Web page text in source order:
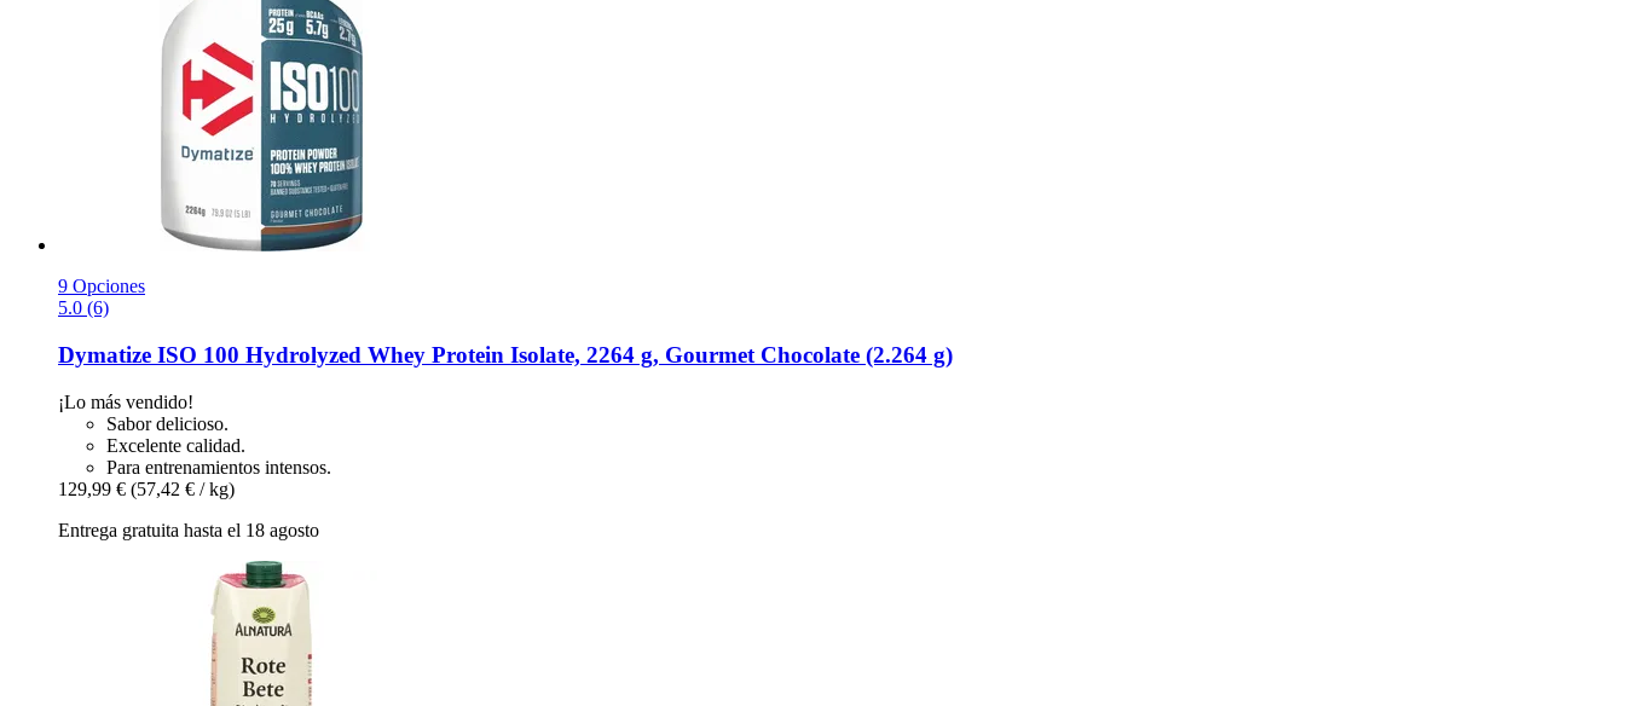
9 Opciones
5.0 (6)
Dymatize ISO 100 Hydrolyzed Whey Protein Isolate, 2264 g, Gourmet Chocolate (2.264 g)
¡Lo más vendido!
Sabor delicioso.
Excelente calidad.
Para entrenamientos intensos.
129,99 € (57,42 € / kg)
Entrega gratuita hasta el 18 agosto